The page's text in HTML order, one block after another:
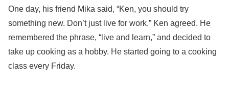
One day, his friend Mika said, “Ken, you should try
something new. Don’t just live for work.” Ken agreed. He
remembered the phrase, “live and learn,” and decided to
take up cooking as a hobby. He started going to a cooking
class every Friday.